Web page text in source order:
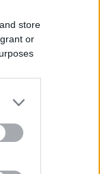
store
or